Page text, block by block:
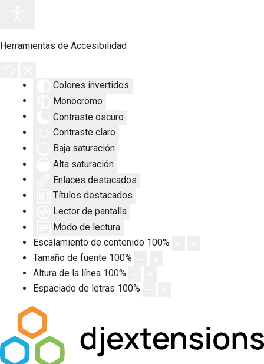
Herramientas de Accesibilidad
Colores invertidos
Monocromo
Contraste oscuro
Contraste claro
Baja saturación
Alta saturación
Enlaces destacados
Títulos destacados
Lector de pantalla
Modo de lectura
Escalamiento de contenido 100%
Tamaño de fuente 100%
Altura de la línea 100%
Espaciado de letras 100%